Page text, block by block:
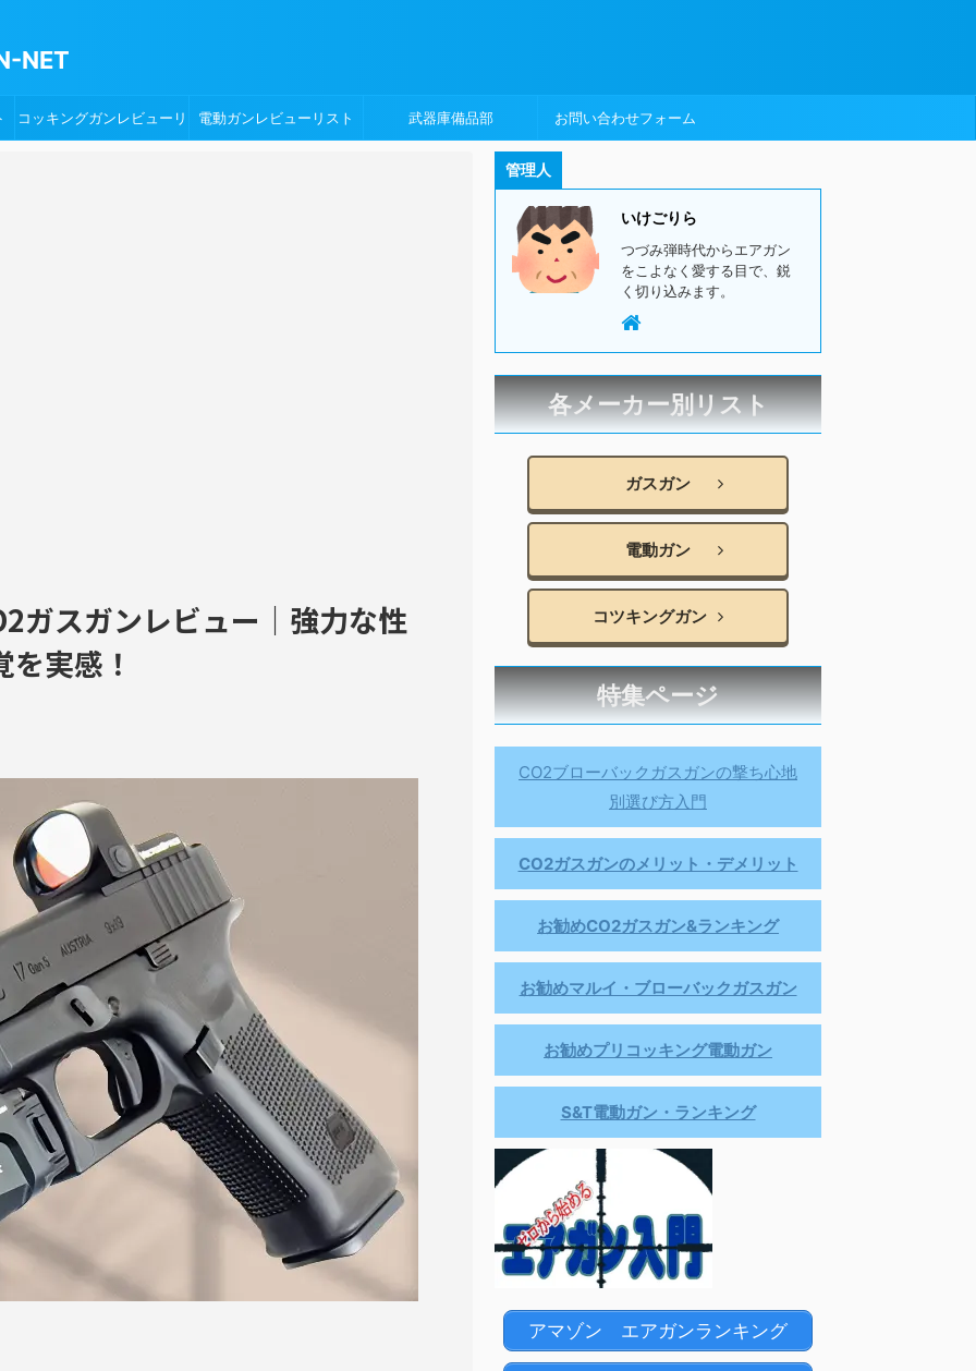
NET
コッキングガンレビューリ 電動ガンレビューリスト 武器庫備品部 お問い合わせフォーム
ガスガンレビュー｜強力な性
実感！
管理人
いけごりら
つづみ弾時代からエアガン
をこよなく愛する目で、鋭
く切り込みます。
各メーカー別リスト
ガスガン
電動ガン
コツキングガン
特集ページ
CO2ブローバックガスガンの撃ち心地
別選び方入門
CO2ガスガンのメリット・デメリット
お勧めCO2ガスガン&ランキング
お勧めマルイ・ブローバックガスガン
お勧めプリコッキング電動ガン
S&T電動ガン・ランキング
アマゾン エアガンランキング